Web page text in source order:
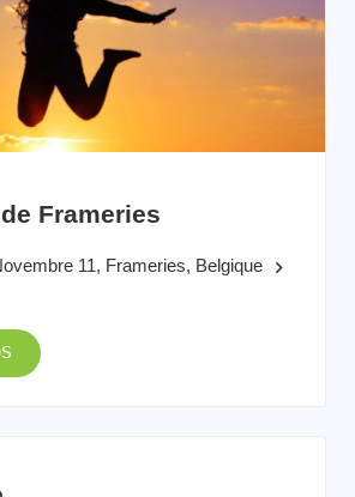
Frameries
11, Frameries, Belgique keyboard_arrow_right